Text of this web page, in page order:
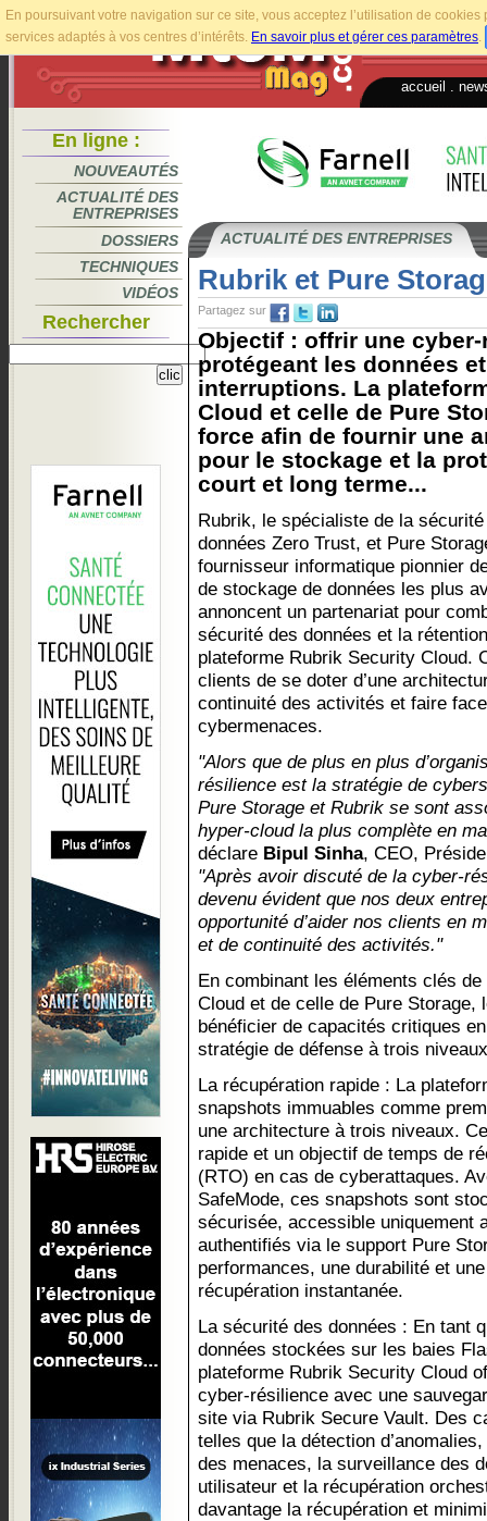
En poursuivant votre navigation sur ce site, vous acceptez l’utilisation de
services adaptés à vos centres d’intérêts. En savoir plus et gérer ces paramètres.
accueil
En ligne :
NOUVEAUTÉS
ACTUALITÉ DES
ENTREPRISES
DOSSIERS
TECHNIQUES
VIDÉOS
Rechercher
ACTUALITÉ DES ENTREPRISES
Rubrik et Pure
Partagez sur
Objectif : offrir une
protégeant les données
interruptions. La
Cloud et celle de Pure
force afin de fournir une
pour le stockage et la
court et long terme...
Rubrik, le spécialiste de la
données Zero Trust, et Pure
fournisseur informatique pionnier
de stockage de données les plus
annoncent un partenariat pour
sécurité des données et la
plateforme Rubrik Security Cloud.
clients de se doter d’une
continuité des activités et faire
cybermenaces.
"Alors que de plus en plus
résilience est la stratégie de
Pure Storage et Rubrik se sont
hyper-cloud la plus complète en
déclare Bipul Sinha, CEO,
"Après avoir discuté de la cyber-
devenu évident que nos deux
opportunité d’aider nos clients en
et de continuité des activités."
En combinant les éléments clés
Cloud et de celle de Pure Storage,
bénéficier de capacités critiques
stratégie de défense à trois
La récupération rapide : La
snapshots immuables comme
une architecture à trois niveaux.
rapide et un objectif de temps de
(RTO) en cas de cyberattaques.
SafeMode, ces snapshots sont
sécurisée, accessible uniquement
authentifiés via le support Pure
performances, une durabilité et
récupération instantanée.
La sécurité des données : En tant
données stockées sur les baies
plateforme Rubrik Security Cloud
cyber-résilience avec une
site via Rubrik Secure Vault. Des
telles que la détection
des menaces, la surveillance des
utilisateur et la récupération
davantage la récupération et